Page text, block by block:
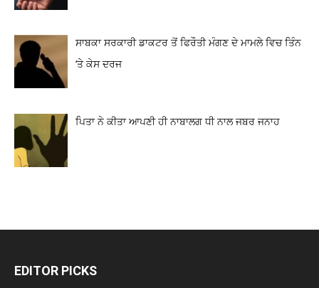
ਸਾਬਕਾ ਸਰਕਾਰੀ ਡਾਕਟਰ ਤੋਂ ਫਿਰੌਤੀ ਮੰਗਣ ਦੇ ਮਾਮਲੇ ਵਿਚ ਤਿੰਨ
‘ਤੇ ਕੇਸ ਦਰਜ
ਪਿਤਾ ਨੇ ਕੀਤਾ ਆਪਣੀ ਹੀ ਨਾਬਾਲਗ ਧੀ ਨਾਲ ਜਬਰ ਜਨਾਹ
EDITOR PICKS